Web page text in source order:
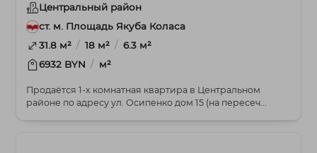
Центральный район
ст. м. Площадь Якуба Коласа
31.8 м² / 18 м² / 6.3 м²
6932 BYN / м²
Продаётся 1-х комнатная квартира в Центральном
районе по адресу ул. Осипенко дом 15 (на пересеч...